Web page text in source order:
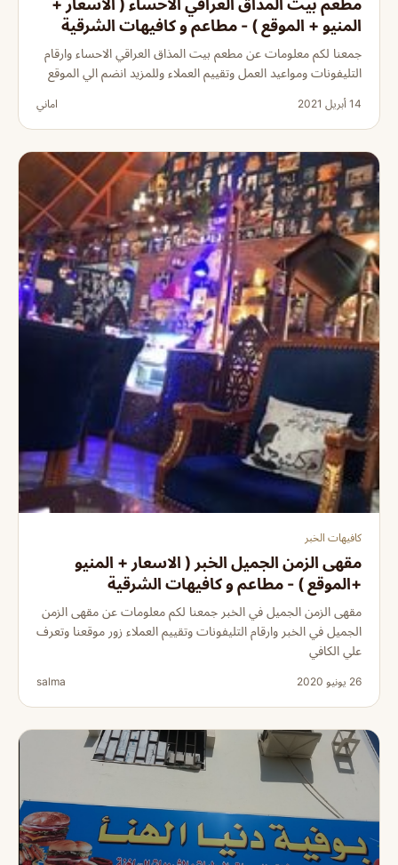
مطعم بيت المذاق العراقي الاحساء ( الاسعار +
المنيو + الموقع ) - مطاعم و كافيهات الشرقية
جمعنا لكم معلومات عن مطعم بيت المذاق العراقي الاحساء وارقام
التليفونات ومواعيد العمل وتقييم العملاء وللمزيد انضم الي الموقع
14 أبريل 2021 اماني
كافيهات الخبر
مقهى الزمن الجميل الخبر ( الاسعار + المنيو
+الموقع ) - مطاعم و كافيهات الشرقية
مقهى الزمن الجميل في الخبر جمعنا لكم معلومات عن مقهى الزمن
الجميل في الخبر وارقام التليفونات وتقييم العملاء زور موقعنا وتعرف
علي الكافي
26 يونيو 2020 salma